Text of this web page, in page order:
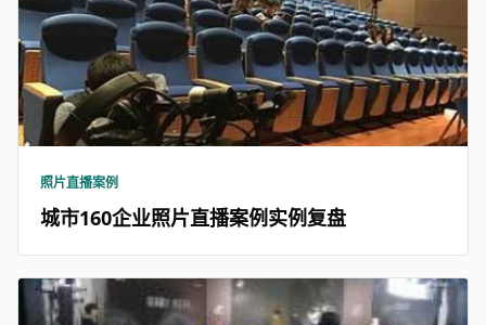
照片直播案例
城市160企业照片直播案例实例复盘